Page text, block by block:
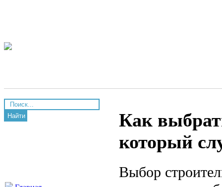
Найти
Как
который
Выбор